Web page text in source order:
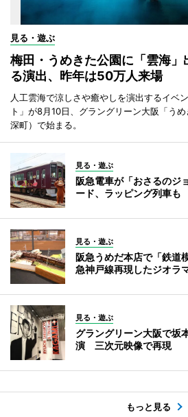
見る・遊ぶ
梅田・うめきた公園に「雲海
る演出、昨年は50万人来場
人工雲海で涼しさや癒やしを演出するイベ
ト」が8月10日、グラングリーン大阪「う
深町）で始まる。
見る・遊ぶ
阪急電車が「おさるの
ード、ラッピング列車も
見る・遊ぶ
阪急うめだ本店で「鉄
急神戸線再現したジオラ
見る・遊ぶ
グラングリーン大阪で坂
演 三次元映像で再現
もっと見る